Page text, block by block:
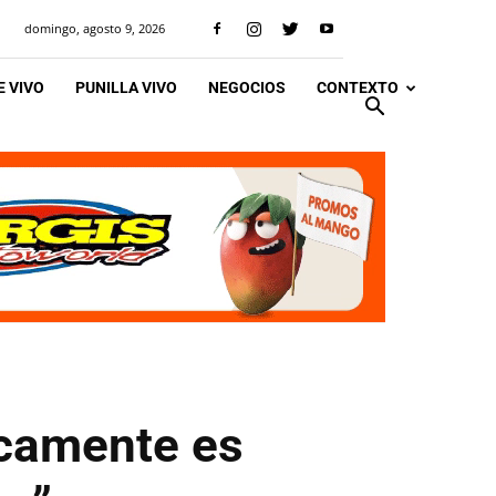
domingo, agosto 9, 2026
VIVO PUNILLA VIVO NEGOCIOS CONTEXTO
es